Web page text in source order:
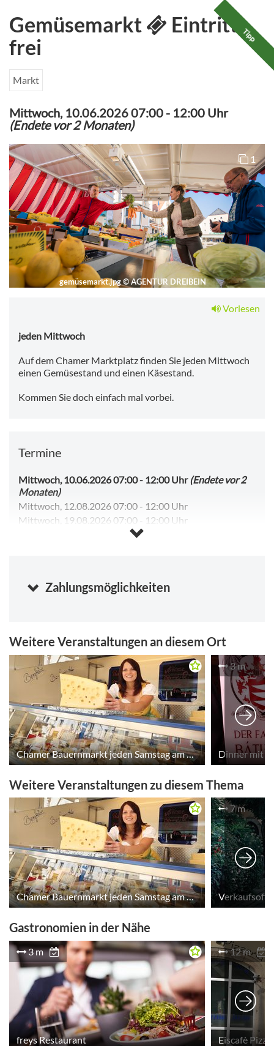
Gemüsemarkt
Eintritt
frei
Tipp
Markt
Mittwoch, 10.06.2026 07:00 - 12:00 Uhr
(Endete vor 2 Monaten)
gemüsemarkt.jpg©AGENTUR DREIBEIN
1
Vorlesen
jeden Mittwoch
Auf dem Chamer Marktplatz finden Sie jeden Mittwoch
einen Gemüsestand und einen Käsestand.
Kommen Sie doch einfach mal vorbei.
Termine
Mittwoch, 10.06.2026 07:00- 12:00 Uhr(Endete vor 2
Monaten)
Mittwoch, 12.08.2026 07:00 - 12:00 Uhr
Mittwoch, 19.08.2026 07:00 - 12:00 Uhr
Mittwoch, 26.08.2026 07:00-
Kalender anzeigen
Zahlungsmöglichkeiten
Weitere Veranstaltungen an diesem Ort
Chamer Bauernmarkt jeden Samstag am Marktplatz
3 m
Weitere Veranstaltungen zu diesem Thema
Chamer Bauernmarkt jeden Samstag am Marktplatz
7 m
Gastronomien in der Nähe
3 m
freys Restaurant
12 m
Eiscafè